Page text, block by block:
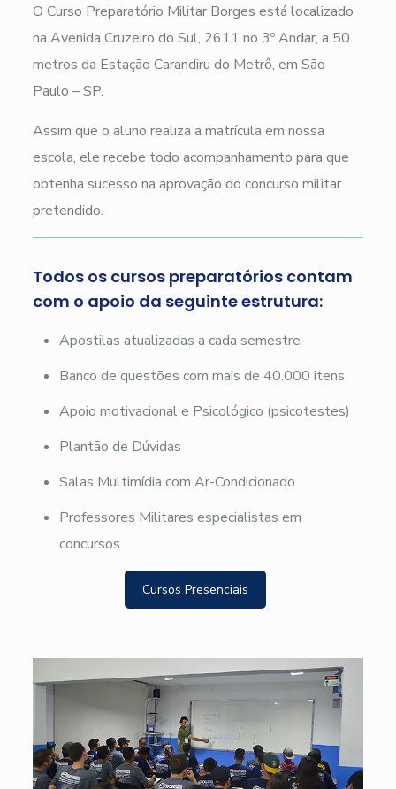
O Curso Preparatório Militar Borges está localizado
na Avenida Cruzeiro do Sul, 2611 no 3º Andar, a 50
metros da Estação Carandiru do Metrô, em São
Paulo – SP.
Assim que o aluno realiza a matrícula em nossa
escola, ele recebe todo acompanhamento para que
obtenha sucesso na aprovação do concurso militar
pretendido.
Todos os cursos preparatórios contam
com o apoio da seguinte estrutura:
Apostilas atualizadas a cada semestre
Banco de questões com mais de 40.000 itens
Apoio motivacional e Psicológico (psicotestes)
Plantão de Dúvidas
Salas Multimídia com Ar-Condicionado
Professores Militares especialistas em
concursos
Cursos Presenciais